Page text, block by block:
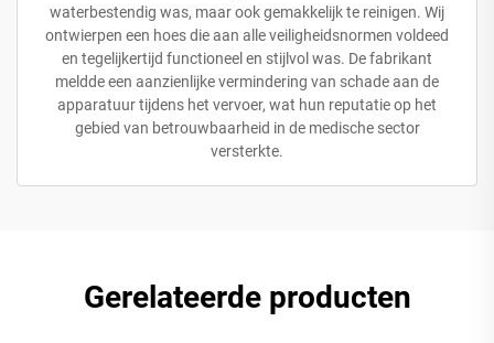
waterbestendig was, maar ook gemakkelijk te reinigen. Wij
ontwierpen een hoes die aan alle veiligheidsnormen voldeed
en tegelijkertijd functioneel en stijlvol was. De fabrikant
meldde een aanzienlijke vermindering van schade aan de
apparatuur tijdens het vervoer, wat hun reputatie op het
gebied van betrouwbaarheid in de medische sector
versterkte.
Gerelateerde producten